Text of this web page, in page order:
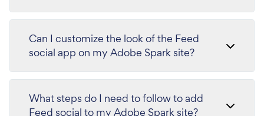
Can I customize the look of the Feed
social app on my Adobe Spark site?
What steps do I need to follow to add
Feed social to my Adobe Spark site?